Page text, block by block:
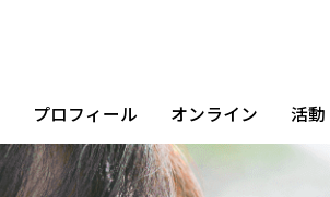
プロフィール オンライン 活動